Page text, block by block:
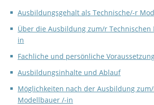
Ausbildungsgehalt als Technische/-r
Über die Ausbildung zum/r
in
Fachliche und persönliche
Ausbildungsinhalte und Ablauf
Möglichkeiten nach der Ausbildung
Modellbauer /-in